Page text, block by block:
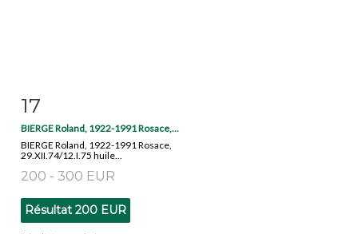
Fiche détaillée
17
BIERGE Roland, 1922-1991 Rosace,...
BIERGE Roland, 1922-1991 Rosace,
29.XII.74/12.I.75 huile...
200 - 300 EUR
Résultat 200 EUR